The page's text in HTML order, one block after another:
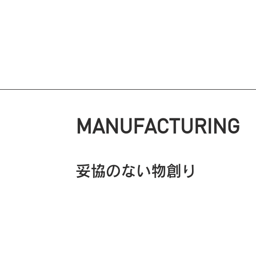
MANUFACTURING​
妥協のない物創り